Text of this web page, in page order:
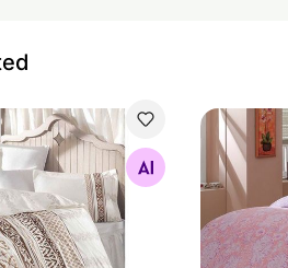
200x220 cm
Otsi sarnaseid